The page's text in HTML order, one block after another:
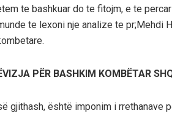
te bashkuar do te fitojm, e te
te lexoni nje analize te pr;Mehdi
PËR BASHKIM KOMBËTAR
gjithash, është imponim i